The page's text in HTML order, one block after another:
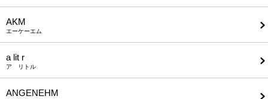
AKM
エーケーエム
a lit r
ア リトル
ANGENEHM